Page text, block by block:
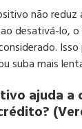
não
desativá-lo,
suba mais
ajuda a